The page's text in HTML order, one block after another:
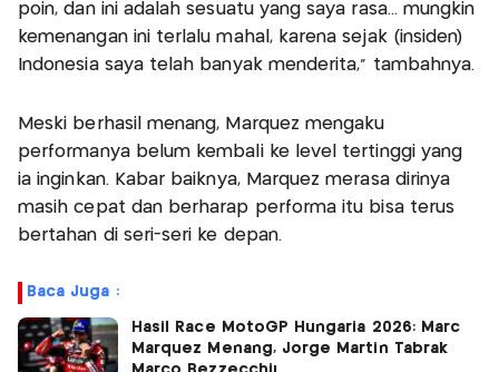
poin, dan ini adalah sesuatu yang saya rasa... mungkin
kemenangan ini terlalu mahal, karena sejak (insiden)
Indonesia saya telah banyak menderita," tambahnya.
Meski berhasil menang, Marquez mengaku
performanya belum kembali ke level tertinggi yang
ia inginkan. Kabar baiknya, Marquez merasa dirinya
masih cepat dan berharap performa itu bisa terus
bertahan di seri-seri ke depan.
Baca Juga :
Hasil Race MotoGP Hungaria 2026: Marc
Marquez Menang, Jorge Martin Tabrak